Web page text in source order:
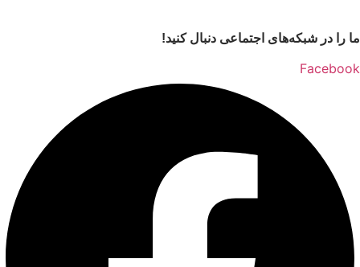
ما را در شبکه‌های اجتماعی دنبال کنید!
Facebook